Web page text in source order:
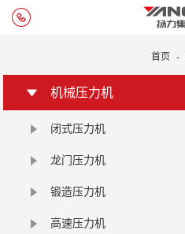
首页 -
机械压力机
闭式压力机
龙门压力机
锻造压力机
高速压力机